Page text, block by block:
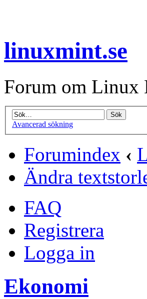
linuxmint.se
Forum om Linux
Avancerad sökning
Forumindex ‹
Ändra
FAQ
Registrera
Logga in
Ekonomi